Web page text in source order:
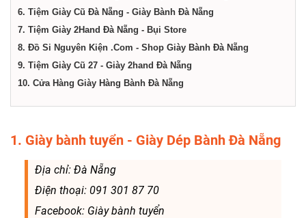
6. Tiệm Giày Cũ Đà Nẵng - Giày Bành Đà Nẵng
7. Tiệm Giày 2Hand Đà Nẵng - Bụi Store
8. Đồ Si Nguyên Kiện .Com - Shop Giày Bành Đà Nẵng
9. Tiệm Giày Cũ 27 - Giày 2hand Đà Nẵng
10. Cửa Hàng Giày Hàng Bành Đà Nẵng
1. Giày bành tuyển - Giày Dép Bành Đà Nẵng
Địa chỉ: Đà Nẵng
Điện thoại: 091 301 87 70
Facebook: Giày bành tuyển